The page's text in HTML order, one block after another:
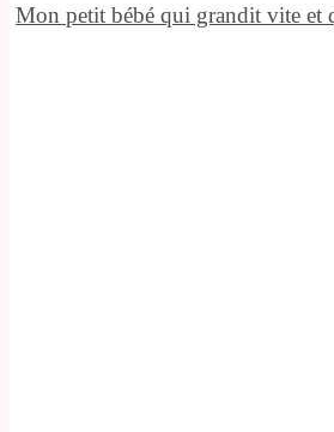
Mon petit bébé qui grandit vite et